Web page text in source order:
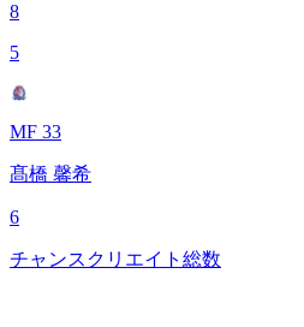
8
5
MF 33
髙橋 馨希
6
チャンスクリエイト総数